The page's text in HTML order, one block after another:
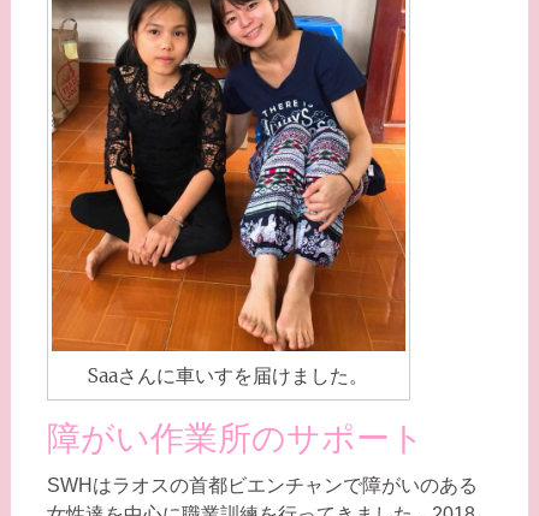
Saaさんに車いすを届けました。
障がい作業所のサポート
SWHはラオスの首都ビエンチャンで障がいのある